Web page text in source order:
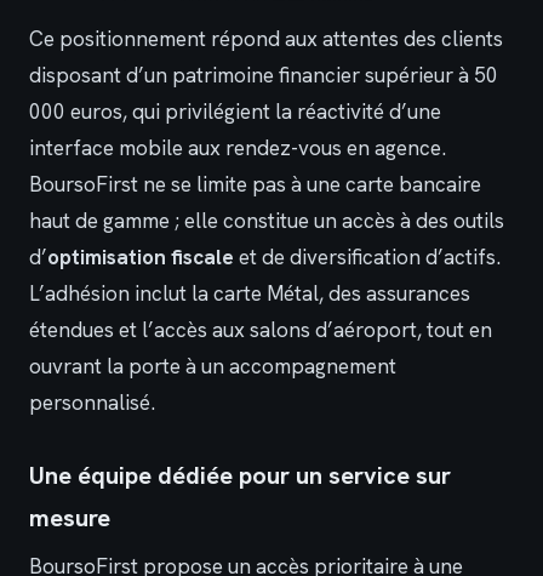
Ce positionnement répond aux attentes des clients
disposant d’un patrimoine financier supérieur à 50
000 euros, qui privilégient la réactivité d’une
interface mobile aux rendez-vous en agence.
BoursoFirst ne se limite pas à une carte bancaire
haut de gamme ; elle constitue un accès à des outils
d’optimisation fiscale et de diversification d’actifs.
L’adhésion inclut la carte Métal, des assurances
étendues et l’accès aux salons d’aéroport, tout en
ouvrant la porte à un accompagnement
personnalisé.
Une équipe dédiée pour un service sur
mesure
BoursoFirst propose un accès prioritaire à une